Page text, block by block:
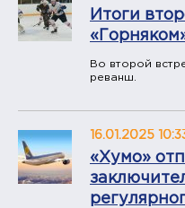
Итоги
Во второй
реванш.
16.01.2025
«Хумо»